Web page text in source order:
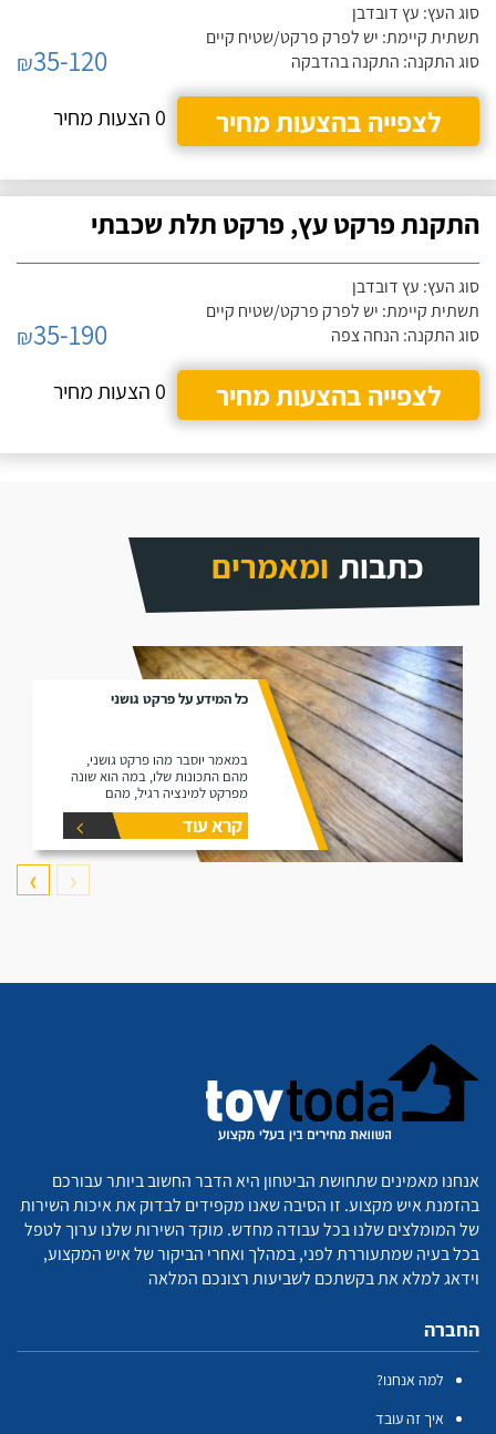
סוג העץ: עץ דובדבן
תשתית קיימת: יש לפרק פרקט/שטיח קיים
סוג התקנה: התקנה בהדבקה
₪35-120
לצפייה בהצעות מחיר
0 הצעות מחיר
התקנת פרקט עץ, פרקט תלת שכבתי
סוג העץ: עץ דובדבן
תשתית קיימת: יש לפרק פרקט/שטיח קיים
סוג התקנה: הנחה צפה
₪35-190
לצפייה בהצעות מחיר
0 הצעות מחיר
כתבות ומאמרים
כל המידע על פרקט גושני
במאמר יוסבר מהו פרקט גושני,
מהם התכונות שלו, במה הוא שונה
מפרקט למינציה רגיל, מהם
היתרונות שלו ומהם החסרונות שלו.
קרא עוד
❮
❯
אנחנו מאמינים שתחושת הביטחון היא הדבר החשוב ביותר עבורכם
בהזמנת איש מקצוע. זו הסיבה שאנו מקפידים לבדוק את איכות השירות
של המומלצים שלנו בכל עבודה מחדש. מוקד השירות שלנו ערוך לטפל
בכל בעיה שמתעוררת לפני, במהלך ואחרי הביקור של איש המקצוע,
וידאג למלא את בקשתכם לשביעות רצונכם המלאה
החברה
למה אנחנו?
איך זה עובד